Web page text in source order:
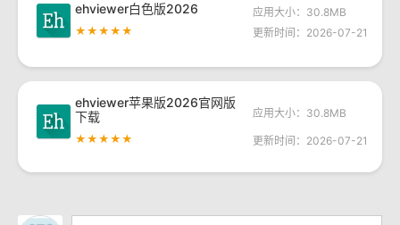
ehviewer白色版2026
★★★★★
应用大小：30.8MB
更新时间：2026-07-21
ehviewer苹果版2026官网版
下载
★★★★★
应用大小：30.8MB
更新时间：2026-07-21